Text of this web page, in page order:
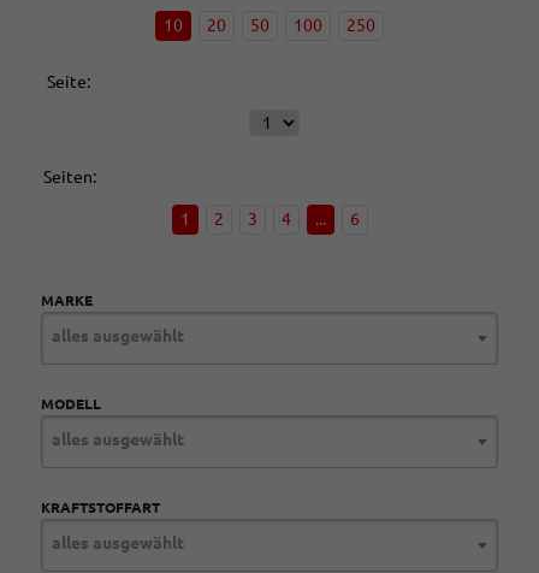
10 20 50 100 250
Seite:
Seiten:
1 2 3 4 ... 6
MARKE
alles ausgewählt
MODELL
alles ausgewählt
KRAFTSTOFFART
alles ausgewählt